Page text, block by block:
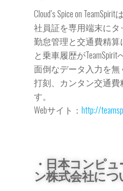
Cloud’s Spice on
社員証を専用端末にタ
勤怠管理と交通費精
と乗車履歴がTeamSpirit
面倒なデータ入力を
打刻、カンタン交通費
す。
Webサイト： http://
・日本コンピ
ン株式会社につ